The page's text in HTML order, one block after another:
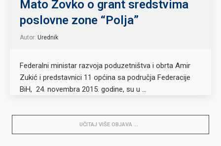
Mato Zovko o grant sredstvima
poslovne zone “Polja”
Autor: Urednik
Federalni ministar razvoja poduzetništva i obrta Amir
Zukić i predstavnici 11 općina sa područja Federacije
BiH, 24. novembra 2015. godine, su u …
UČITAJ VIŠE OBJAVA